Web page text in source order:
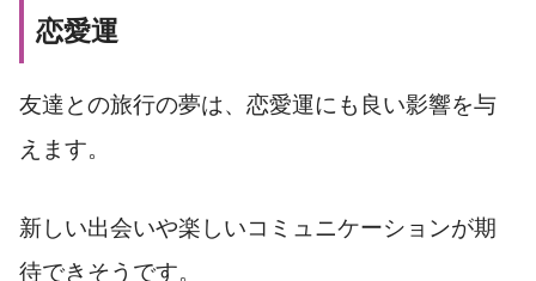
恋愛運
友達との旅行の夢は、恋愛運にも良い影響を与
えます。
新しい出会いや楽しいコミュニケーションが期
待できそうです。